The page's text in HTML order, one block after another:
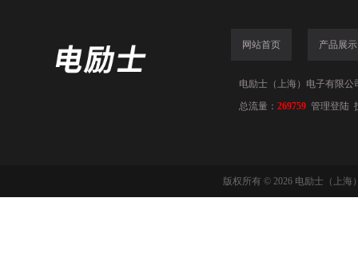
网站首页 产品展示
电励士（上海）电子有限公
总流量： 269759 管理登陆
版权所有 © 2026 电励士（上